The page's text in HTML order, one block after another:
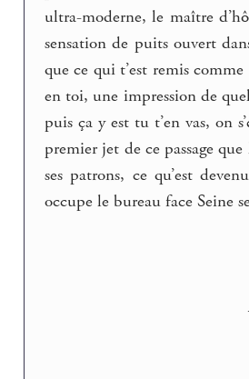
ultra-moderne, le maître
sensation de puits ouvert
que ce qui t’est remis
en toi, une impression de
puis ça y est tu t’en vas, on
premier jet de ce passage
ses patrons, ce qu’est
occupe le bureau face Seine